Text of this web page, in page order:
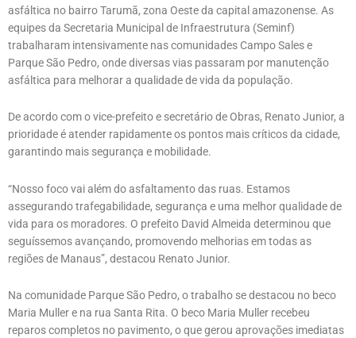
asfáltica no bairro Tarumã, zona Oeste da capital amazonense. As
equipes da Secretaria Municipal de Infraestrutura (Seminf)
trabalharam intensivamente nas comunidades Campo Sales e
Parque São Pedro, onde diversas vias passaram por manutenção
asfáltica para melhorar a qualidade de vida da população.
De acordo com o vice-prefeito e secretário de Obras, Renato Junior, a
prioridade é atender rapidamente os pontos mais críticos da cidade,
garantindo mais segurança e mobilidade.
“Nosso foco vai além do asfaltamento das ruas. Estamos
assegurando trafegabilidade, segurança e uma melhor qualidade de
vida para os moradores. O prefeito David Almeida determinou que
seguíssemos avançando, promovendo melhorias em todas as
regiões de Manaus”, destacou Renato Junior.
Na comunidade Parque São Pedro, o trabalho se destacou no beco
Maria Muller e na rua Santa Rita. O beco Maria Muller recebeu
reparos completos no pavimento, o que gerou aprovações imediatas